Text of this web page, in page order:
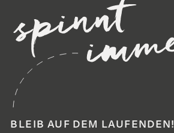
BLEIB AUF DEM LAUFENDEN!